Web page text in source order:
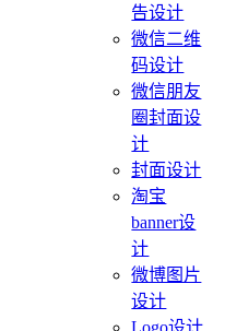
告设计
微信二维
码设计
微信朋友
圈封面设
计
封面设计
淘宝
banner设
计
微博图片
设计
Logo设计